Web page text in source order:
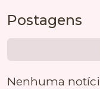
Postagens
Nenhuma